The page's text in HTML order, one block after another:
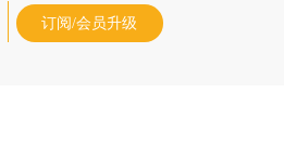
订阅/会员升级